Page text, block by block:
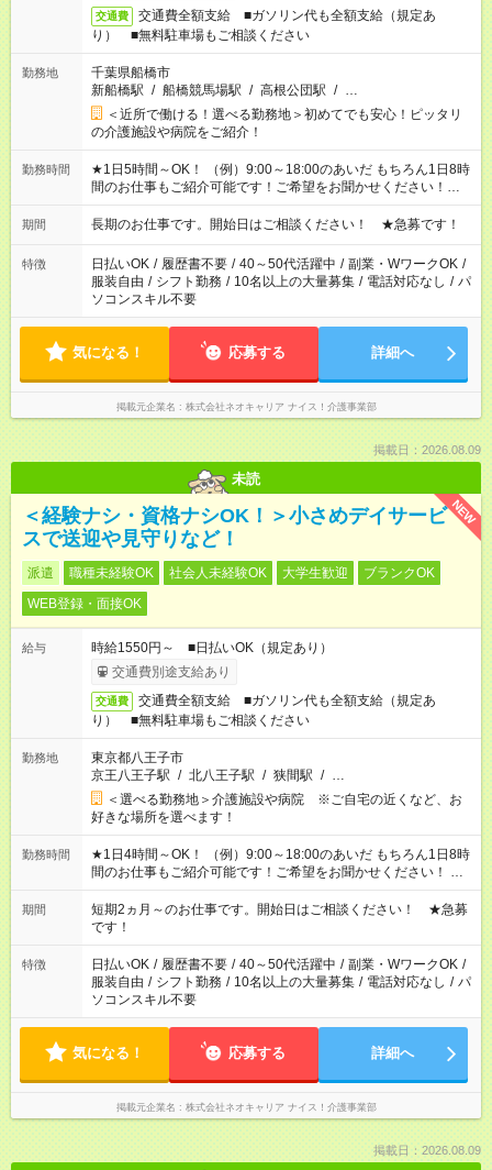
交通費
交通費全額支給 ■ガソリン代も全額支給（規定あ
り） ■無料駐車場もご相談ください
勤務地
千葉県船橋市
新船橋駅 / 船橋競馬場駅 / 高根公団駅 / …
＜近所で働ける！選べる勤務地＞初めてでも安心！ピッタリ
の介護施設や病院をご紹介！
勤務時間
★1日5時間～OK！ （例）9:00～18:00のあいだ もちろん1日8時
間のお仕事もご紹介可能です！ご希望をお聞かせください！★家
庭の都合でお休みが必要な場合も遠慮なくご相談ください。 ※
週最低15時間以上の勤務が必要です
期間 長期のお仕事です。開始日はご相談ください！ ★急募です！
特徴 日払いOK / 履歴書不要 / 40～50代活躍中 / 副業・WワークOK /
服装自由 / シフト勤務 / 10名以上の大量募集 / 電話対応なし / パ
ソコンスキル不要
気になる！ 応募する 詳細へ
掲載元企業名 株式会社ネオキャリア ナイス！介護事業部
掲載日：2026.08.09
未読
NEW
＜経験ナシ・資格ナシOK！＞小さめデイサービ
スで送迎や見守りなど！
派遣 職種未経験OK 社会人未経験OK 大学生歓迎
ブランクOK
WEB登録・面接OK
給与
時給1550円～ ■日払いOK（規定あり）
交通費別途支給あり
交通費
交通費全額支給 ■ガソリン代も全額支給（規定あ
り） ■無料駐車場もご相談ください
勤務地
東京都八王子市
京王八王子駅 / 北八王子駅 / 狭間駅 / …
＜選べる勤務地＞介護施設や病院 ※ご自宅の近くなど、お
好きな場所を選べます！
勤務時間
★1日4時間～OK！ （例）9:00～18:00のあいだ もちろん1日8時
間のお仕事もご紹介可能です！ご希望をお聞かせください！ ★
家庭の都合でお休みが必要な場合も遠慮なくご相談ください。
※週最低15時間以上の勤務が必要です
期間
短期2ヵ月～のお仕事です。開始日はご相談ください！ ★急募
です！
特徴 日払いOK / 履歴書不要 / 40～50代活躍中 / 副業・WワークOK /
服装自由 / シフト勤務 / 10名以上の大量募集 / 電話対応なし / パ
ソコンスキル不要
気になる！ 応募する 詳細へ
掲載元企業名 株式会社ネオキャリア ナイス！介護事業部
掲載日：2026.08.09